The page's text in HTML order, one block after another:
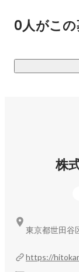
0人がこ
株
https://
東京都世田谷